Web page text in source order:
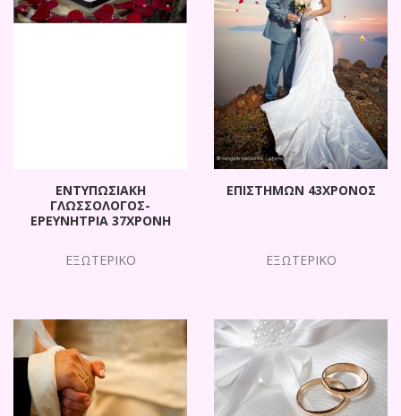
ΕΝΤΥΠΩΣΙΑΚΗ
ΓΛΩΣΣΟΛΟΓΟΣ-
ΕΡΕΥΝΗΤΡΙΑ 37ΧΡΟΝΗ
ΕΞΩΤΕΡΙΚΟ
ΕΠΙΣΤΗΜΩΝ 43ΧΡΟΝΟΣ
ΕΞΩΤΕΡΙΚΟ